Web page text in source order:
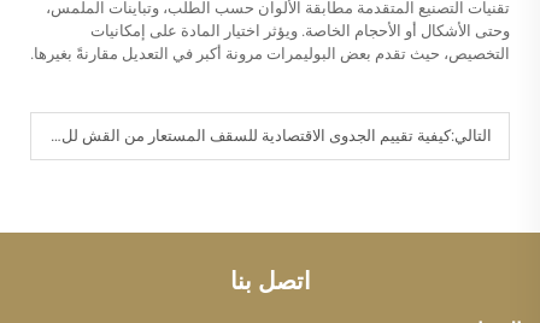
تقنيات التصنيع المتقدمة مطابقة الألوان حسب الطلب، وتباينات الملمس،
وحتى الأشكال أو الأحجام الخاصة. ويؤثر اختيار المادة على إمكانيات
التخصيص، حيث تقدم بعض البوليمرات مرونة أكبر في التعديل مقارنةً بغيرها.
التالي:كيفية تقييم الجدوى الاقتصادية للسقف المستعار من القش للProjects التجارية
اتصل بنا